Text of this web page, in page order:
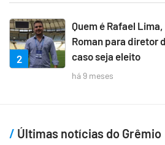
2
Quem é Rafael
Roman para diretor
caso seja eleito
há 9 meses
Últimas notícias do Grêmio